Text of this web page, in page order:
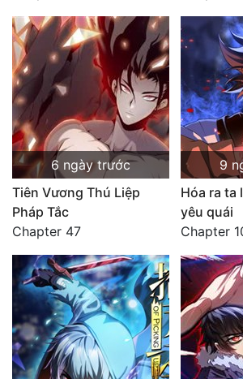
6 ngày trước
Tiên Vương Thú Liệp
Pháp Tắc
Chapter 47
9
Hóa ra ta
yêu quái
Chapter